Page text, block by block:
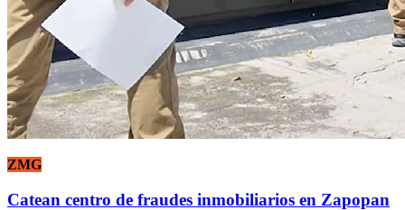
ZMG
Catean centro de fraudes inmobiliarios en Zapopan